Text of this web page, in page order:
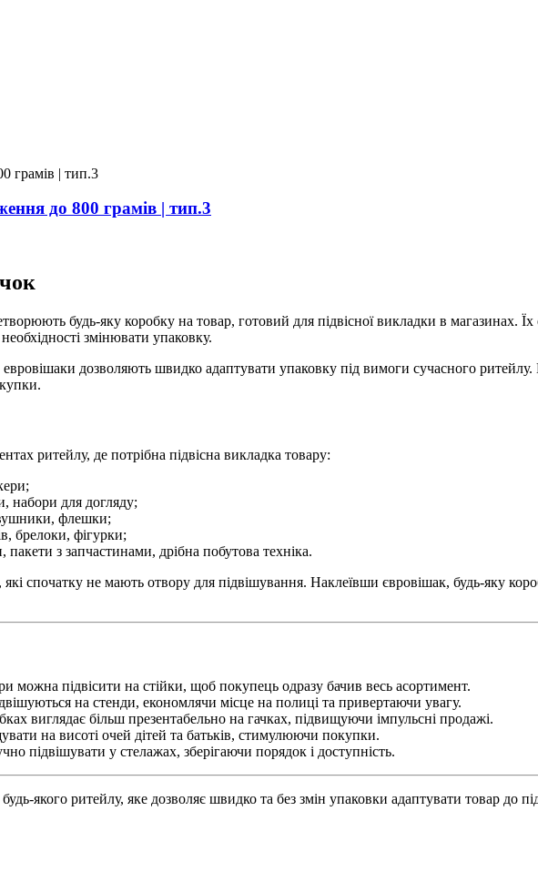
до 800 грамів | тип.3
будь-яку коробку на товар, готовий для підвісної викладки в магазинах.
змінювати упаковку.
дозволяють швидко адаптувати упаковку під вимоги сучасного ритейлу.
ритейлу, де потрібна підвісна викладка товару:
набори для догляду;
флешки;
брелоки, фігурки;
з запчастинами, дрібна побутова техніка.
спочатку не мають отвору для підвішування. Наклеївши євровішак, будь-яку
можна підвісити на стійки, щоб покупець одразу бачив весь асортимент.
на стенди, економлячи місце на полиці та привертаючи увагу.
виглядає більш презентабельно на гачках, підвищуючи імпульсні продажі.
на висоті очей дітей та батьків, стимулюючи покупки.
підвішувати у стелажах, зберігаючи порядок і доступність.
якого ритейлу, яке дозволяє швидко та без змін упаковки адаптувати товар до